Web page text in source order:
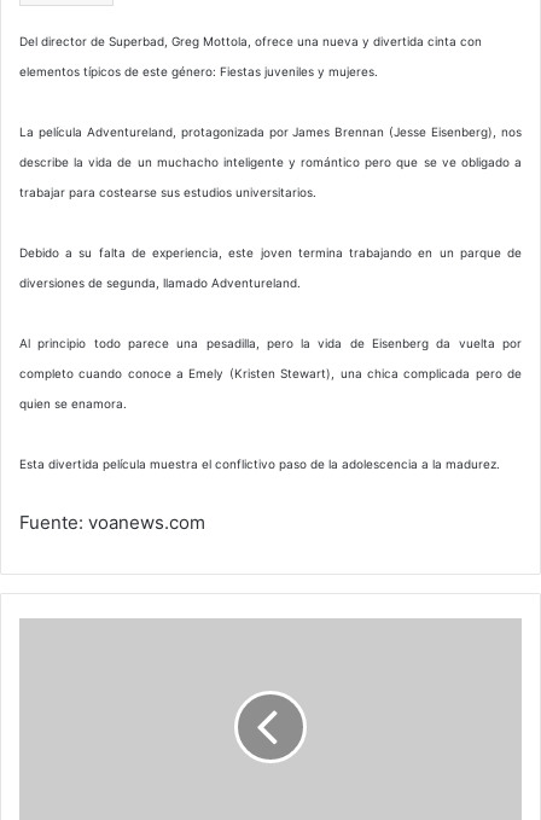
Del director de Superbad, Greg Mottola, ofrece una nueva y divertida cinta con
elementos típicos de este género: Fiestas juveniles y mujeres.
La película Adventureland, protagonizada por James Brennan (Jesse Eisenberg), nos
describe la vida de un muchacho inteligente y romántico pero que se ve obligado a
trabajar para costearse sus estudios universitarios.
Debido a su falta de experiencia, este joven termina trabajando en un parque de
diversiones de segunda, llamado Adventureland.
Al principio todo parece una pesadilla, pero la vida de Eisenberg da vuelta por
completo cuando conoce a Emely (Kristen Stewart), una chica complicada pero de
quien se enamora.
Esta divertida película muestra el conflictivo paso de la adolescencia a la madurez.
Fuente: voanews.com